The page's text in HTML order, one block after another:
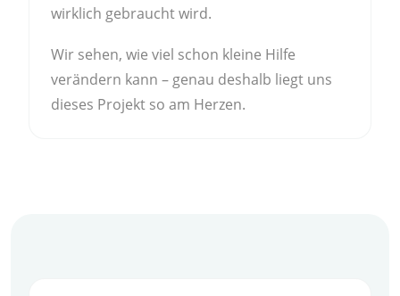
wirklich gebraucht wird.
Wir sehen, wie viel schon kleine Hilfe
verändern kann – genau deshalb liegt uns
dieses Projekt so am Herzen.